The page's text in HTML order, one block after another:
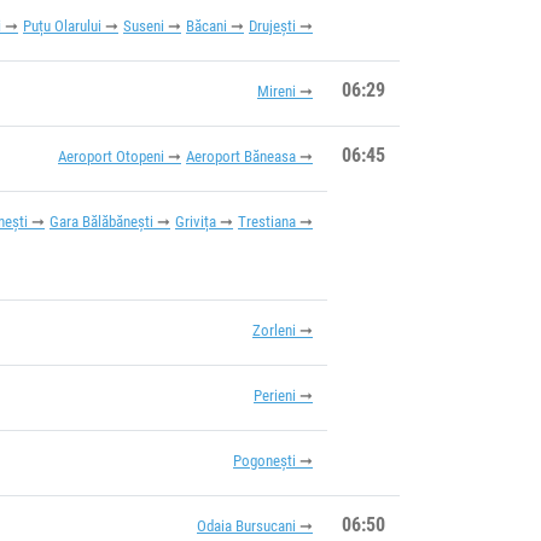
Puțu Olarului Suseni Băcani Drujești
Mireni 06:29
Aeroport Otopeni Aeroport Băneasa 06:45
Gara Bălăbănești Grivița Trestiana
Zorleni
Perieni
Pogonești
Odaia Bursucani 06:50